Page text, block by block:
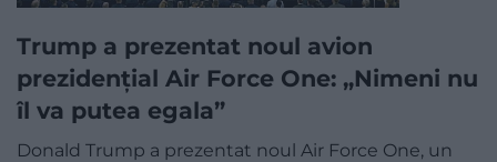
Trump a prezentat noul avion
prezidențial Air Force One: „Nimeni nu
îl va putea egala”
Donald Trump a prezentat noul Air Force One, un